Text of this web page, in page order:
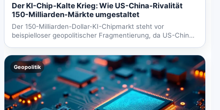
Der KI-Chip-Kalte Krieg: Wie US-China-Rivalität
150-Milliarden-Märkte umgestaltet
Der 150-Milliarden-Dollar-KI-Chipmarkt steht vor
beispielloser geopolitischer Fragmentierung, da US-China-
Geopolitik